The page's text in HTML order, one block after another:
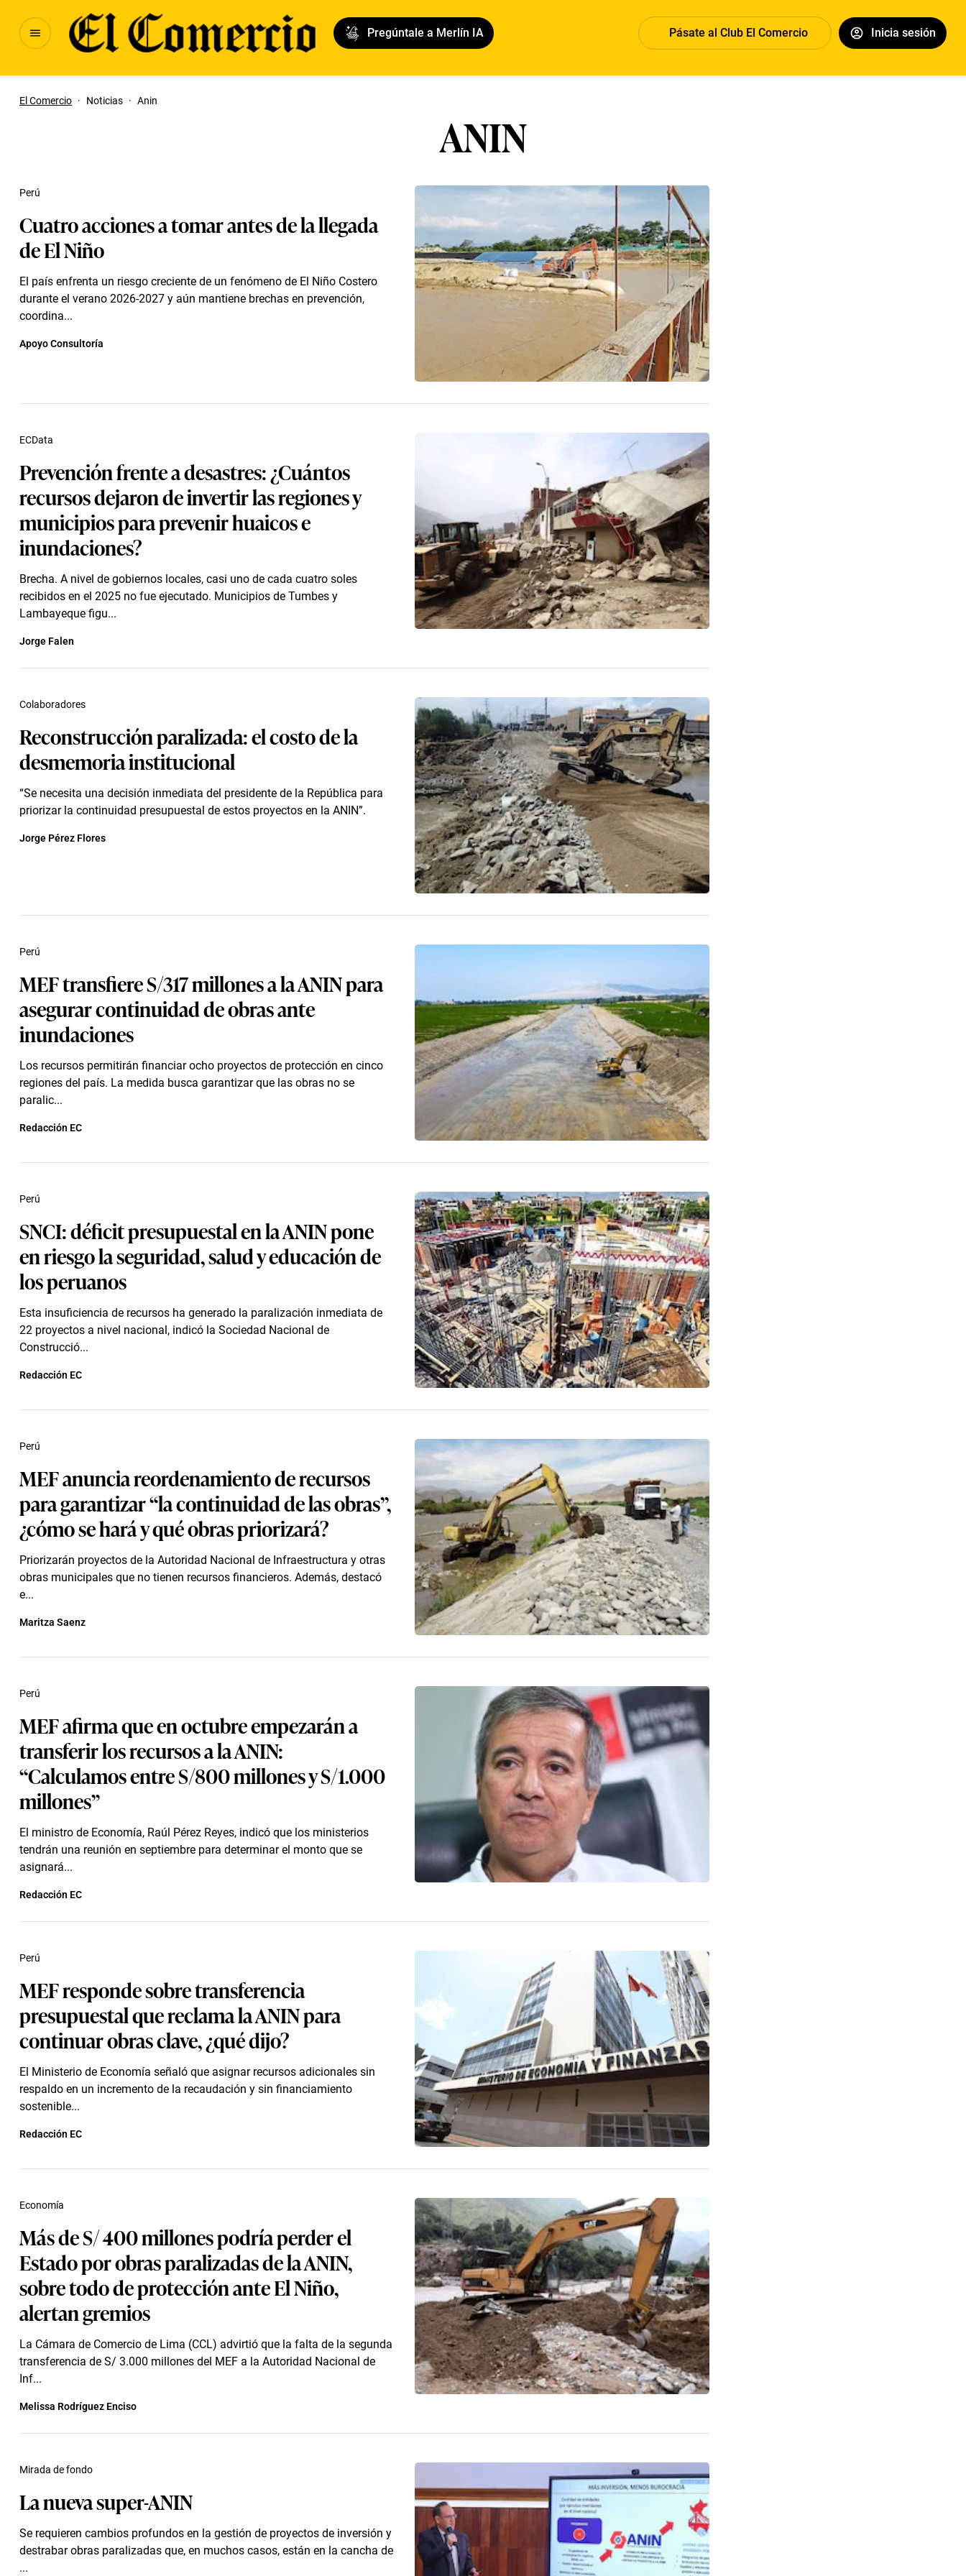
Pregúntale a Merlín IA Pásate al Club El Comercio Inicia sesión
El Comercio · Noticias · Anin
ANIN
Cuatro acciones a tomar antes de la llegada
de El Niño
El país enfrenta un riesgo creciente de un fenómeno de El Niño Costero
durante el verano 2026-2027 y aún mantiene brechas en prevención,
coordina...
Perú
Apoyo Consultoría
Prevención frente a desastres: ¿Cuántos
recursos dejaron de invertir las regiones y
municipios para prevenir huaicos e
inundaciones?
Brecha. A nivel de gobiernos locales, casi uno de cada cuatro soles
recibidos en el 2025 no fue ejecutado. Municipios de Tumbes y
Lambayeque figu...
ECData
Jorge Falen
Reconstrucción paralizada: el costo de la
desmemoria institucional
“Se necesita una decisión inmediata del presidente de la República para
priorizar la continuidad presupuestal de estos proyectos en la ANIN”.
Colaboradores
Jorge Pérez Flores
MEF transfiere S/317 millones a la ANIN para
asegurar continuidad de obras ante
inundaciones
Los recursos permitirán financiar ocho proyectos de protección en cinco
regiones del país. La medida busca garantizar que las obras no se
paralic...
Perú
Redacción EC
SNCI: déficit presupuestal en la ANIN pone
en riesgo la seguridad, salud y educación de
los peruanos
Esta insuficiencia de recursos ha generado la paralización inmediata de
22 proyectos a nivel nacional, indicó la Sociedad Nacional de
Construcció...
Perú
Redacción EC
MEF anuncia reordenamiento de recursos
para garantizar “la continuidad de las obras”,
¿cómo se hará y qué obras priorizará?
Priorizarán proyectos de la Autoridad Nacional de Infraestructura y otras
obras municipales que no tienen recursos financieros. Además, destacó
e...
Perú
Maritza Saenz
MEF afirma que en octubre empezarán a
transferir los recursos a la ANIN:
“Calculamos entre S/800 millones y S/1.000
millones”
El ministro de Economía, Raúl Pérez Reyes, indicó que los ministerios
tendrán una reunión en septiembre para determinar el monto que se
asignará...
Perú
Redacción EC
MEF responde sobre transferencia
presupuestal que reclama la ANIN para
continuar obras clave, ¿qué dijo?
El Ministerio de Economía señaló que asignar recursos adicionales sin
respaldo en un incremento de la recaudación y sin financiamiento
sostenible...
Perú
Redacción EC
Más de S/ 400 millones podría perder el
Estado por obras paralizadas de la ANIN,
sobre todo de protección ante El Niño,
alertan gremios
La Cámara de Comercio de Lima (CCL) advirtió que la falta de la segunda
transferencia de S/ 3.000 millones del MEF a la Autoridad Nacional de
Inf...
Economía
Melissa Rodríguez Enciso
La nueva super-ANIN
Se requieren cambios profundos en la gestión de proyectos de inversión y
destrabar obras paralizadas que, en muchos casos, están en la cancha de
...
Mirada de fondo